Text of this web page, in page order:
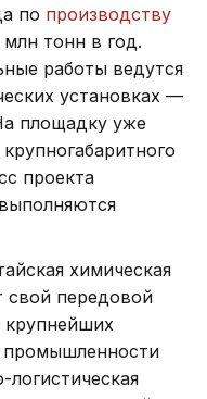
по производству
тонн в год.
работы ведутся
установках —
площадку уже
проекта
химическая
свой передовой
крупнейших
логистическая